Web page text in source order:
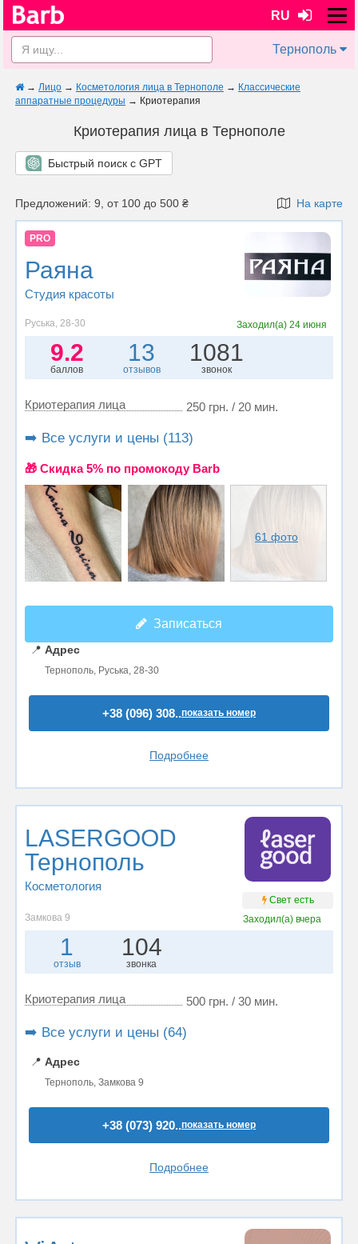
RU
Тернополь
→ Лицо → Косметология лица в Тернополе → Классические
аппаратные процедуры → Криотерапия
Криотерапия лица в Тернополе
Быстрый поиск с GPT
Предложений: 9, от 100 до 500 ₴ На карте
PRO
Раяна
Студия красоты
Руська, 28-30 Заходил(а)24 июня
9.2
баллов
13
отзывов
1081
звонок
Криотерапия лица 250 грн. / 20 мин.
➡️ Все услуги и цены (113)
🎁 Cкидка 5% по промокоду Barb
61 фото
Записаться
📍 Адрес
Тернополь, Руська, 28-30
+38 (096) 308..показать номер
Подробнее
LASERGOOD
Тернополь
Косметология
Свет есть
Замкова 9
Заходил(а) вчера
1
отзыв
104
звонка
Криотерапия лица 500 грн. / 30 мин.
➡️ Все услуги и цены (64)
📍 Адрес
Тернополь, Замкова 9
+38 (073) 920..показать номер
Подробнее